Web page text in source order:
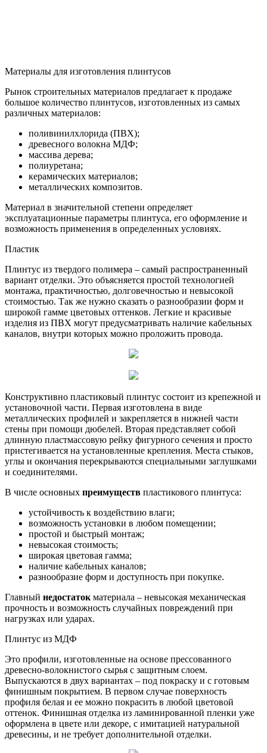
Материалы для изготовления плинтусов
Рынок строительных материалов предлагает к продаже
большое количество плинтусов, изготовленных из самых
различных материалов:
поливинилхлорида (ПВХ);
древесного волокна МДФ;
массива дерева;
полиуретана;
керамических материалов;
металлических композитов.
Материал в значительной степени определяет
эксплуатационные параметры плинтуса, его оформление и
возможность применения в определенных условиях.
Пластик
Плинтус из твердого полимера – самый распространенный
вариант отделки. Это объясняется простой технологией
монтажа, практичностью, долговечностью и невысокой
стоимостью. Так же нужно сказать о разнообразии форм и
широкой гамме цветовых оттенков. Легкие и красивые
изделия из ПВХ могут предусматривать наличие кабельных
каналов, внутри которых можно проложить провода.
Конструктивно пластиковый плинтус состоит из крепежной и
установочной части. Первая изготовлена в виде
металлических профилей и закрепляется в нижней части
стены при помощи дюбелей. Вторая представляет собой
длинную пластмассовую рейку фигурного сечения и просто
пристегивается на установленные крепления. Места стыков,
углы и окончания перекрываются специальными заглушками
и соединителями.
В числе основных преимуществ пластикового плинтуса:
устойчивость к воздействию влаги;
возможность установки в любом помещении;
простой и быстрый монтаж;
невысокая стоимость;
широкая цветовая гамма;
наличие кабельных каналов;
разнообразие форм и доступность при покупке.
Главный недостаток материала – невысокая механическая
прочность и возможность случайных повреждений при
нагрузках или ударах.
Плинтус из МДФ
Это профили, изготовленные на основе прессованного
древесно-волокнистого сырья с защитным слоем.
Выпускаются в двух вариантах – под покраску и с готовым
финишным покрытием. В первом случае поверхность
профиля белая и ее можно покрасить в любой цветовой
оттенок. Финишная отделка из ламинированной пленки уже
оформлена в цвете или декоре, с имитацией натуральной
древесины, и не требует дополнительной отделки.